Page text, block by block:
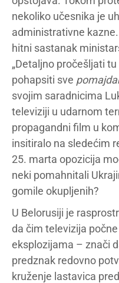
nekoliko učesnika je
administrativne
hitni sastanak
„Detaljno pročešljati
pohapsiti sve
svojim saradnicima
televiziji u udarnom
propagandni film u
insitiralo na sledećim
25. marta opozicija
neki pomahnitali
gomile okupljenih?
U Belorusiji je
da čim televizija
eksplozijama – znači
predznak redovno
kruženje lastavica